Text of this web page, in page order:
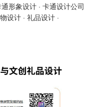
形象设计 · 卡通设计公司
设计 · 礼品设计 ·